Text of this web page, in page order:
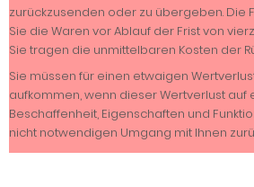
zurückzusenden oder zu übergeben. Die
Sie die Waren vor Ablauf der Frist von
Sie tragen die unmittelbaren Kosten der
Sie müssen für einen etwaigen
aufkommen, wenn dieser Wertverlust auf
Beschaffenheit, Eigenschaften und
nicht notwendigen Umgang mit Ihnen